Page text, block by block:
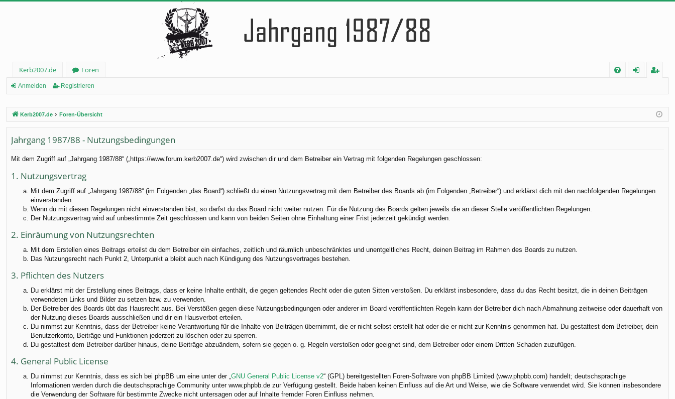
Kerb2007.de
Foren
rie
Anmelden Registrieren
Kerb2007.de Foren-Übersicht
Jahrgang 1987/88 - Nutzungsbedingungen
Mit dem Zugriff auf „Jahrgang 1987/88“ („https://www.forum.kerb2007.de“) wird zwischen dir und dem Betreiber ein Vertrag mit folgenden Regelungen geschlossen:
1. Nutzungsvertrag
Mit dem Zugriff auf „Jahrgang 1987/88“ (im Folgenden „das Board“) schließt du einen Nutzungsvertrag mit dem Betreiber des Boards ab (im Folgenden „Betreiber“) und erklärst dich mit den nachfolgenden Regelungen
einverstanden.
Wenn du mit diesen Regelungen nicht einverstanden bist, so darfst du das Board nicht weiter nutzen. Für die Nutzung des Boards gelten jeweils die an dieser Stelle veröffentlichten Regelungen.
Der Nutzungsvertrag wird auf unbestimmte Zeit geschlossen und kann von beiden Seiten ohne Einhaltung einer Frist jederzeit gekündigt werden.
2. Einräumung von Nutzungsrechten
Mit dem Erstellen eines Beitrags erteilst du dem Betreiber ein einfaches, zeitlich und räumlich unbeschränktes und unentgeltliches Recht, deinen Beitrag im Rahmen des Boards zu nutzen.
Das Nutzungsrecht nach Punkt 2, Unterpunkt a bleibt auch nach Kündigung des Nutzungsvertrages bestehen.
3. Pflichten des Nutzers
Du erklärst mit der Erstellung eines Beitrags, dass er keine Inhalte enthält, die gegen geltendes Recht oder die guten Sitten verstoßen. Du erklärst insbesondere, dass du das Recht besitzt, die in deinen Beiträgen
verwendeten Links und Bilder zu setzen bzw. zu verwenden.
Der Betreiber des Boards übt das Hausrecht aus. Bei Verstößen gegen diese Nutzungsbedingungen oder anderer im Board veröffentlichten Regeln kann der Betreiber dich nach Abmahnung zeitweise oder dauerhaft von
der Nutzung dieses Boards ausschließen und dir ein Hausverbot erteilen.
Du nimmst zur Kenntnis, dass der Betreiber keine Verantwortung für die Inhalte von Beiträgen übernimmt, die er nicht selbst erstellt hat oder die er nicht zur Kenntnis genommen hat. Du gestattest dem Betreiber, dein
Benutzerkonto, Beiträge und Funktionen jederzeit zu löschen oder zu sperren.
Du gestattest dem Betreiber darüber hinaus, deine Beiträge abzuändern, sofern sie gegen o. g. Regeln verstoßen oder geeignet sind, dem Betreiber oder einem Dritten Schaden zuzufügen.
4. General Public License
Du nimmst zur Kenntnis, dass es sich bei phpBB um eine unter der „GNU General Public License v2“ (GPL) bereitgestellten Foren-Software von phpBB Limited (www.phpbb.com) handelt; deutschsprachige
Informationen werden durch die deutschsprachige Community unter www.phpbb.de zur Verfügung gestellt. Beide haben keinen Einfluss auf die Art und Weise, wie die Software verwendet wird. Sie können insbesondere
die Verwendung der Software für bestimmte Zwecke nicht untersagen oder auf Inhalte fremder Foren Einfluss nehmen.